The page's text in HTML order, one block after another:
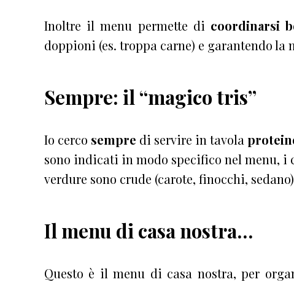
Inoltre il menu permette di coordinarsi
doppioni (es. troppa carne) e garantendo la
Sempre: il “magico tris”
Io cerco sempre di servire in tavola
sono indicati in modo specifico nel menu, i
verdure sono crude (carote, finocchi,
Il menu di casa nostra…
Questo è il menu di casa nostra, per